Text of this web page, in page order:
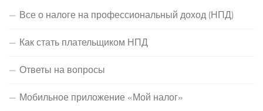
Все о налоге на профессиональный доход (НПД)
Как стать плательщиком НПД
Ответы на вопросы
Мобильное приложение «Мой налог»